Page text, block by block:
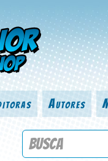
Autores
Procure por